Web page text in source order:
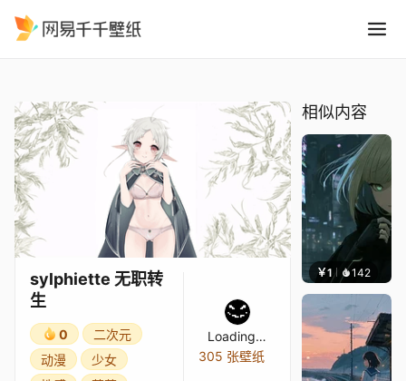
sylphiette 无职转
生
0
二次元
动漫
少女
Loading…
305 张壁纸
相似内容
￥1 142